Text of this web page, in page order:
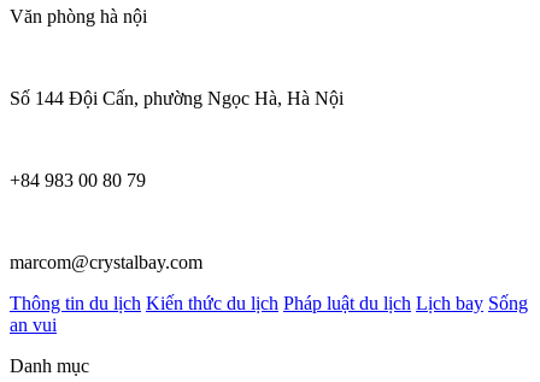
Văn phòng hà nội
Số 144 Đội Cấn, phường Ngọc Hà, Hà Nội
+84 983 00 80 79
marcom@crystalbay.com
Thông tin du lịch Kiến thức du lịch Pháp luật du lịch Lịch bay Sống
an vui
Danh mục